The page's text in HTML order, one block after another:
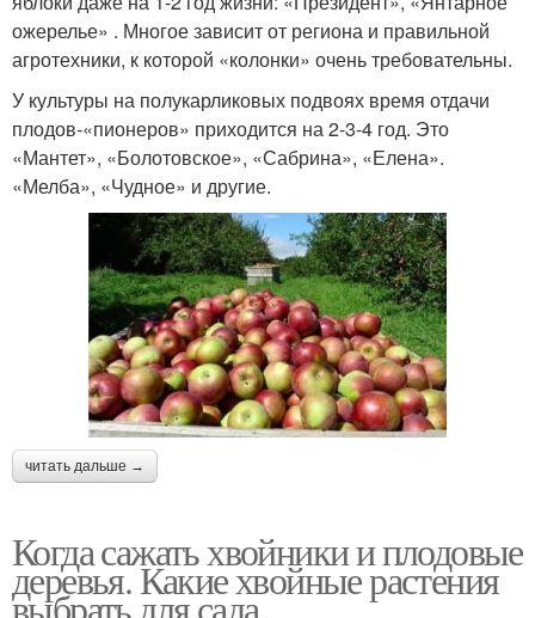
ожерелье» . Многое зависит от региона и правильной
агротехники, к которой «колонки» очень требовательны.
У культуры на полукарликовых подвоях время отдачи
плодов-«пионеров» приходится на 2-3-4 год. Это
«Мантет», «Болотовское», «Сабрина», «Елена».
«Мелба», «Чудное» и другие.
читать дальше →
Когда сажать хвойники и плодовые
деревья. Какие хвойные растения